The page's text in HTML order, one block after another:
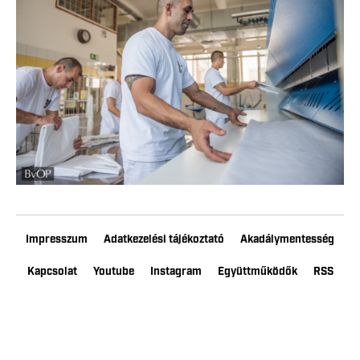
Impresszum Adatkezelési tájékoztató Akadálymentesség
Kapcsolat Youtube Instagram Együttműködők RSS